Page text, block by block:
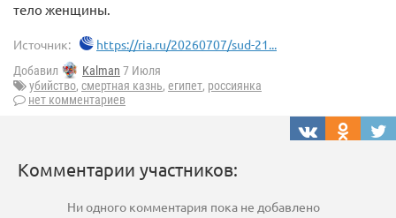
тело женщины.
Источник: https://ria.ru/20260707/sud-21...
Добавил Kalman 7 Июля
убийство, смертная казнь, египет, россиянка
нет комментариев
Комментарии участников:
Ни одного комментария пока не добавлено